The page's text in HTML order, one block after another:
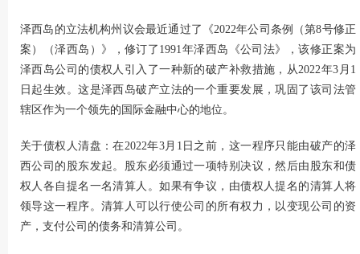
泽西岛的立法机构州议会最近通过了《2022年公司条例（第8号修正
案）（泽西岛）》，修订了1991年泽西岛《公司法》，该修正案为
泽西岛公司的债权人引入了一种新的破产补救措施，从2022年3月1
日起生效。这是泽西岛破产立法的一个重要发展，巩固了该司法管
辖区作为一个领先的国际金融中心的地位。
关于债权人清盘：在2022年3月1日之前，这一程序只能由破产的泽
西公司的股东发起。股东必须通过一项特别决议，然后由股东和债
权人各自提名一名清算人。如果有争议，由债权人提名的清算人将
领导这一程序。清算人可以行使公司的所有权力，以变现公司的资
产，支付公司的债务和清算公司。